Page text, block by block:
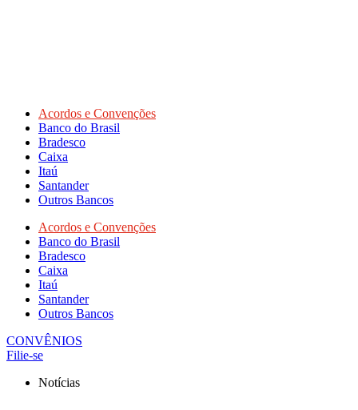
Acordos e Convenções
Banco do Brasil
Bradesco
Caixa
Itaú
Santander
Outros Bancos
Acordos e Convenções
Banco do Brasil
Bradesco
Caixa
Itaú
Santander
Outros Bancos
CONVÊNIOS
Filie-se
Notícias